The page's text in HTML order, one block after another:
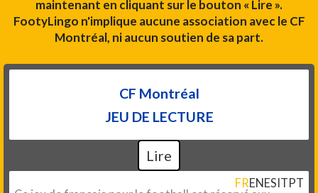
maintenant en cliquant sur le bouton « Lire ».
FootyLingo n'implique aucune association avec le CF
Montréal, ni aucun soutien de sa part.
CF Montréal
JEU DE LECTURE
Lire
FRENESITPT